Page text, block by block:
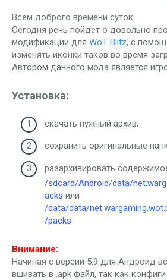
Всем доброго времени суток.
Сегодня речь пойдет о довольно
модификации для WoT Blitz, с
изменять иконки таков во время
Автором данного мода является
Установка:
скачать нужный архив;
сохранить оригинальные
разархивировать
/sdcard/Android/data/
acks или
/data/data/
/packs
Внимание:
Начиная с версии 5.9 для Андроид
вшивать в .apk файл, так как